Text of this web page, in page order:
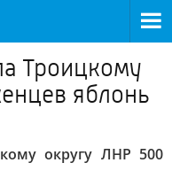
Троицкому
яблонь
округу ЛНР 500